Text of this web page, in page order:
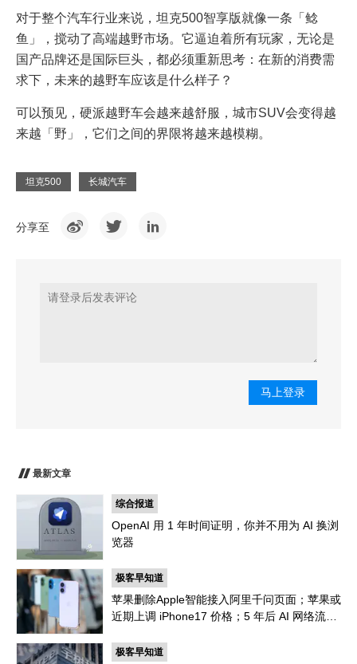
对于整个汽车行业来说，坦克500智享版就像一条「鲶
鱼」，搅动了高端越野市场。它逼迫着所有玩家，无论是
国产品牌还是国际巨头，都必须重新思考：在新的消费需
求下，未来的越野车应该是什么样子？
可以预见，硬派越野车会越来越舒服，城市SUV会变得越
来越「野」，它们之间的界限将越来越模糊。
坦克500 长城汽车
分享至
马上登录
最新文章
综合报道
OpenAI 用 1 年时间证明，你并不用为 AI 换浏
览器
极客早知道
苹果删除Apple智能接入阿里千问页面；苹果或
近期上调 iPhone17 价格；5 年后 AI 网络流量
极客早知道